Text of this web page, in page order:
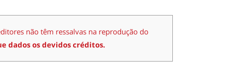
não têm ressalvas na reprodução do
dados os devidos créditos.